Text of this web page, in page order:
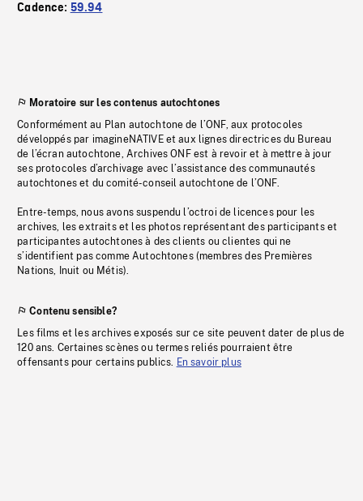
Cadence: 59.94
Moratoire sur les contenus autochtones
Conformément au Plan autochtone de l’ONF, aux protocoles
développés par imagineNATIVE et aux lignes directrices du Bureau
de l’écran autochtone, Archives ONF est à revoir et à mettre à jour
ses protocoles d’archivage avec l’assistance des communautés
autochtones et du comité-conseil autochtone de l’ONF.
Entre-temps, nous avons suspendu l’octroi de licences pour les
archives, les extraits et les photos représentant des participants et
participantes autochtones à des clients ou clientes qui ne
s’identifient pas comme Autochtones (membres des Premières
Nations, Inuit ou Métis).
Contenu sensible?
Les films et les archives exposés sur ce site peuvent dater de plus de
120 ans. Certaines scènes ou termes reliés pourraient être
offensants pour certains publics. En savoir plus